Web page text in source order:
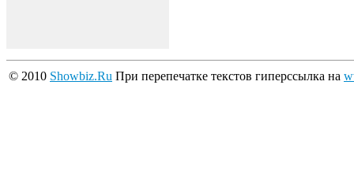
© 2010 Showbiz.Ru При перепечатке текстов гиперссылка на